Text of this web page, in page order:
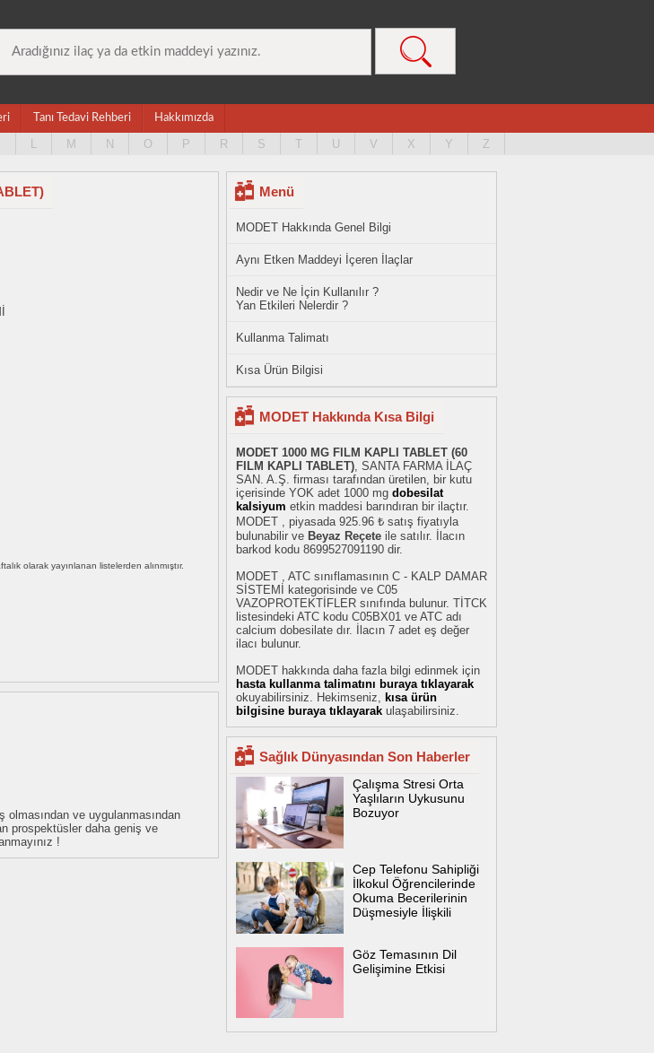
Tanı Tedavi Rehberi Hakkımızda
L M N O P R S T U V X Y Z
olarak yayınlanan listelerden alınmıştır.
ve uygulanmasından
prospektüsler daha geniş ve
!
Menü
MODET Hakkında Genel Bilgi
Aynı Etken Maddeyi İçeren İlaçlar
Nedir ve Ne İçin Kullanılır ?
Yan Etkileri Nelerdir ?
Kullanma Talimatı
Kısa Ürün Bilgisi
MODET Hakkında Kısa Bilgi
MODET 1000 MG FILM KAPLI TABLET (60
FILM KAPLI TABLET), SANTA FARMA İLAÇ
SAN. A.Ş. firması tarafından üretilen, bir kutu
içerisinde YOK adet 1000 mg dobesilat
kalsiyum etkin maddesi barındıran bir ilaçtır.
MODET , piyasada 925.96 ₺ satış fiyatıyla
bulunabilir ve Beyaz Reçete ile satılır. İlacın
barkod kodu 8699527091190 dir.
MODET , ATC sınıflamasının C - KALP DAMAR
SİSTEMİ kategorisinde ve C05
VAZOPROTEKTİFLER sınıfında bulunur. TİTCK
listesindeki ATC kodu C05BX01 ve ATC adı
calcium dobesilate dır. İlacın 7 adet eş değer
ilacı bulunur.
MODET hakkında daha fazla bilgi edinmek için
hasta kullanma talimatını buraya tıklayarak
okuyabilirsiniz. Hekimseniz, kısa ürün
bilgisine buraya tıklayarak ulaşabilirsiniz.
Sağlık Dünyasından Son Haberler
Çalışma Stresi Orta
Yaşlıların Uykusunu
Bozuyor
Cep Telefonu Sahipliği
İlkokul Öğrencilerinde
Okuma Becerilerinin
Düşmesiyle İlişkili
Göz Temasının Dil
Gelişimine Etkisi